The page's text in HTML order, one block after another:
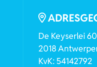
De Keyserlei
2018
KvK: 54142792